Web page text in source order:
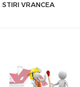
STIRI VRANCEA